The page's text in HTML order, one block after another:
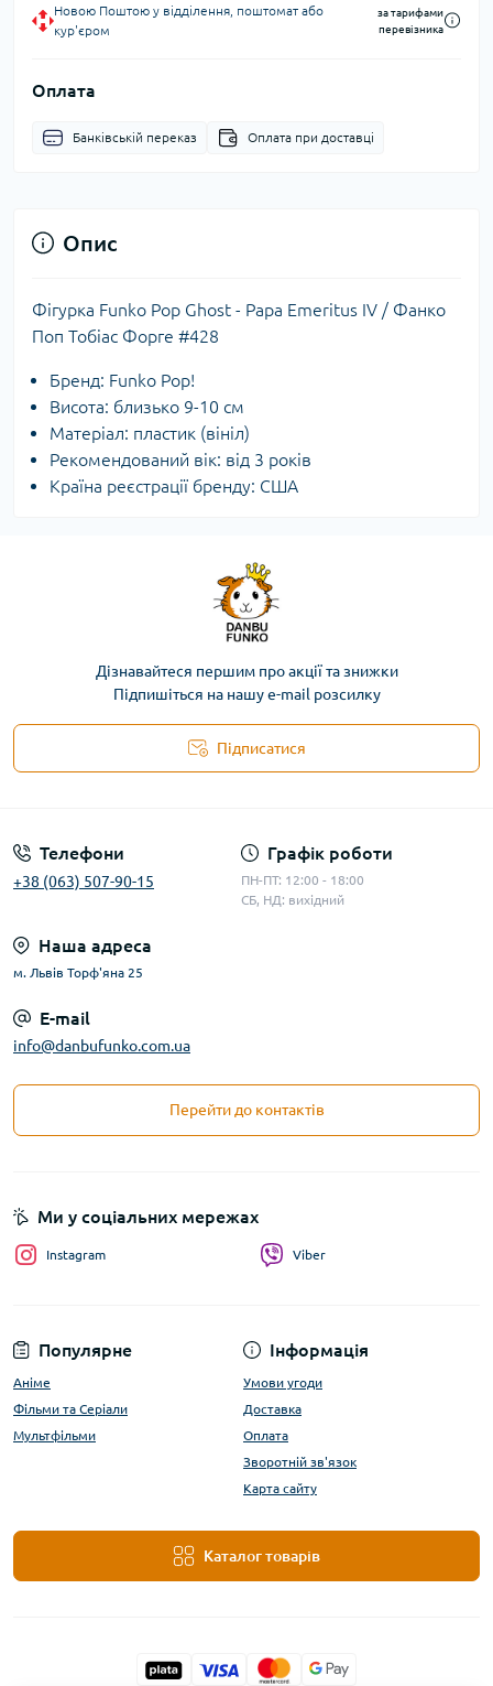
Новою Поштою у відділення, поштомат або
кур'єром
за тарифами
перевізника
Оплата
Банківській переказ Оплата при доставці
Опис
Фігурка Funko Pop Ghost - Papa Emeritus IV / Фанко
Поп Тобіас Форге #428
Бренд: Funko Pop!
Висота: близько 9-10 см
Матеріал: пластик (вініл)
Рекомендований вік: від 3 років
Країна реєстрації бренду: США
Дізнавайтеся першим про акції та знижки
Підпишіться на нашу e-mail розсилку
Підписатися
Телефони
+38 (063) 507-90-15
Графік роботи
ПН-ПТ: 12:00 - 18:00
СБ, НД: вихідний
Наша адреса
м. Львів Торф'яна 25
E-mail
info@danbufunko.com.ua
Перейти до контактів
Популярне
Аніме
Фільми та Серіали
Мультфільми
Інформація
Умови угоди
Доставка
Оплата
Зворотній зв'язок
Карта сайту
Каталог товарів
Ми у соціальних мережах
Instagram Viber